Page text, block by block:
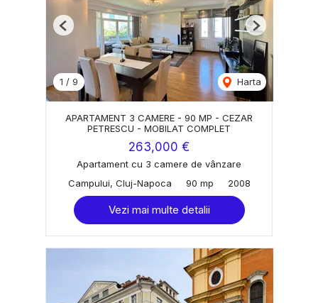
1 / 9 Harta
Previous Next
APARTAMENT 3 CAMERE - 90 MP - CEZAR
PETRESCU - MOBILAT COMPLET
263,000 €
Apartament cu 3 camere de vânzare
Campului, Cluj-Napoca
90 mp 2008
Vezi mai multe detalii